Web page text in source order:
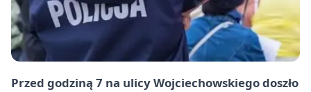
Przed godziną 7 na ulicy Wojciechowskiego doszło